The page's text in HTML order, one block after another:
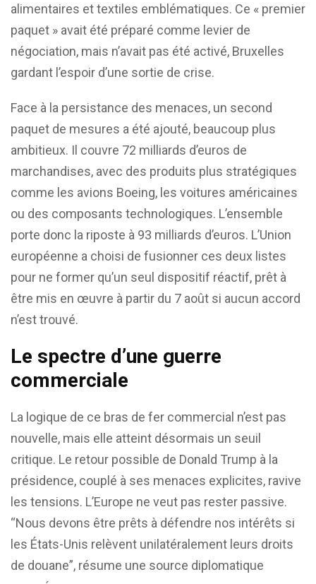
alimentaires et textiles emblématiques. Ce « premier
paquet » avait été préparé comme levier de
négociation, mais n’avait pas été activé, Bruxelles
gardant l’espoir d’une sortie de crise.
Face à la persistance des menaces, un second
paquet de mesures a été ajouté, beaucoup plus
ambitieux. Il couvre 72 milliards d’euros de
marchandises, avec des produits plus stratégiques
comme les avions Boeing, les voitures américaines
ou des composants technologiques. L’ensemble
porte donc la riposte à 93 milliards d’euros. L’Union
européenne a choisi de fusionner ces deux listes
pour ne former qu’un seul dispositif réactif, prêt à
être mis en œuvre à partir du 7 août si aucun accord
n’est trouvé.
Le spectre d’une guerre
commerciale
La logique de ce bras de fer commercial n’est pas
nouvelle, mais elle atteint désormais un seuil
critique. Le retour possible de Donald Trump à la
présidence, couplé à ses menaces explicites, ravive
les tensions. L’Europe ne veut pas rester passive.
“Nous devons être prêts à défendre nos intérêts si
les États-Unis relèvent unilatéralement leurs droits
de douane”, résume une source diplomatique